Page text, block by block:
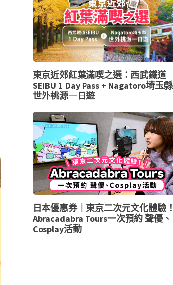
東京近郊紅葉滿喫之選：西武鐵道
SEIBU 1 Day Pass + Nagatoro埼玉縣
世外桃源一日遊
日本優惠券｜東京二次元文化體驗！
Abracadabra Tours一次預約 聲優、
Cosplay活動